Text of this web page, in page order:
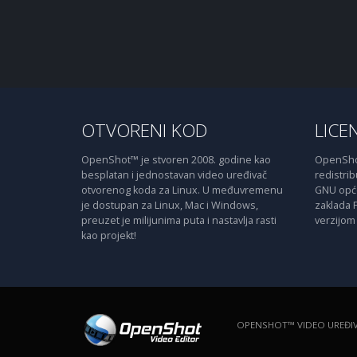
OTVORENI KOD
OpenShot™ je stvoren 2008. godine kao
besplatan i jednostavan video uređivač
otvorenog koda za Linux. U međuvremenu
je dostupan za Linux, Mac i Windows,
preuzet je milijunima puta i nastavlja rasti
kao projekt!
GNU
zaklada
OPENSHOT™ VIDEO